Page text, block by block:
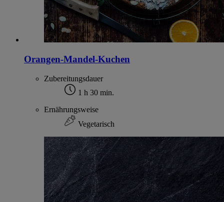
Orangen-Mandel-Kuchen
Zubereitungsdauer
1 h 30 min.
Ernährungsweise
Vegetarisch